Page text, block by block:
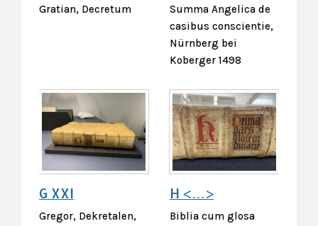
Gratian, Decretum
Summa Angelica de
casibus conscientie,
Nürnberg bei
Koberger 1498
G XXI
Gregor, Dekretalen,
H <…>
Biblia cum glosa